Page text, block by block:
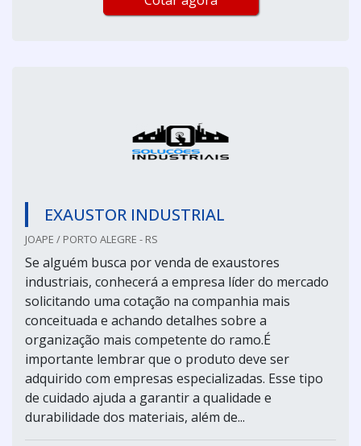
EXAUSTOR INDUSTRIAL
JOAPE / PORTO ALEGRE - RS
Se alguém busca por venda de exaustores
industriais, conhecerá a empresa líder do mercado
solicitando uma cotação na companhia mais
conceituada e achando detalhes sobre a
organização mais competente do ramo.É
importante lembrar que o produto deve ser
adquirido com empresas especializadas. Esse tipo
de cuidado ajuda a garantir a qualidade e
durabilidade dos materiais, além de...